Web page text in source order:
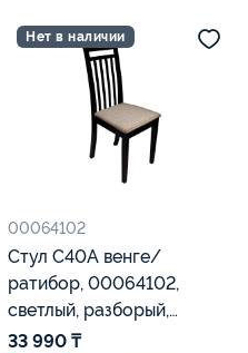
Нет в наличии
00064102
Стул С40А венге/
ратибор, 00064102,
светлый, разборый,
Евромебель
33 990 ₸